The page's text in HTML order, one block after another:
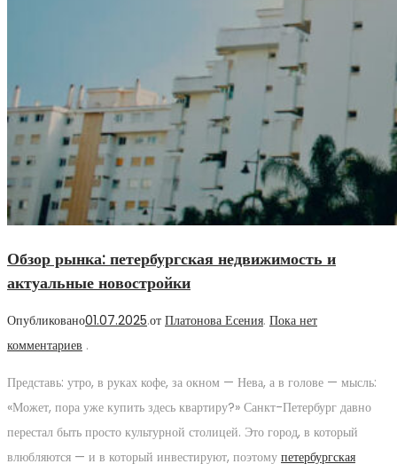
Обзор рынка: петербургская недвижимость и
актуальные новостройки
Опубликовано01.07.2025.от Платонова Есения. Пока нет
комментариев .
Представь: утро, в руках кофе, за окном — Нева, а в голове — мысль:
«Может, пора уже купить здесь квартиру?» Санкт-Петербург давно
перестал быть просто культурной столицей. Это город, в который
влюбляются — и в который инвестируют, поэтому петербургская